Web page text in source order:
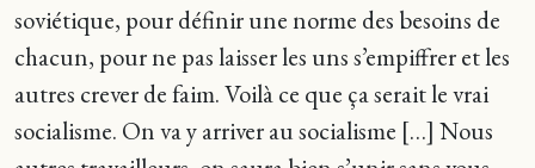
soviétique, pour définir une norme des besoins de
chacun, pour ne pas laisser les uns s’empiffrer et les
autres crever de faim. Voilà ce que ça serait le vrai
socialisme. On va y arriver au socialisme […] Nous